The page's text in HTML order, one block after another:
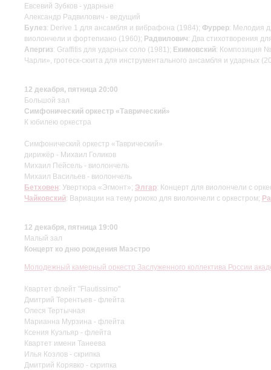
Евсевий Зубков - ударные
Александр Радвилович - ведущий
Булез: Derive 1 для ансамбля и вибрафона (1984); Фуррер: Мелодия
виолончели и фортепиано (1960); Радвилович: Два стихотворения
Апергиз: Graffitis для ударных соло (1981); Екимовский: Композиция №
Чарли», гротеск-сюита для инструментального ансамбля и ударных
12 декабря, пятница 20:00
Большой зал
Симфонический оркестр «Таврический»
К юбилею оркестра
Симфонический оркестр «Таврический»
дирижёр - Михаил Голиков
Михаил Пейсель - виолончель
Михаил Васильев - виолончель
Бетховен: Увертюра «Эгмонт»; Элгар: Концерт для виолончели с
Чайковский: Вариации на тему рококо для виолончели с оркестром;
12 декабря, пятница 19:00
Малый зал
Концерт ко дню рождения Маэстро
Молодежный камерный оркестр Заслуженного коллектива России
Квартет флейт "Flautissimo"
Дмитрий Терентьев - флейта
Олеся Тертычная
Марианна Мурзина - флейта
Ксения Куэльяр - флейта
Квартет имени Танеева
Илья Козлов - скрипка
Дмитрий Корявко - скрипка